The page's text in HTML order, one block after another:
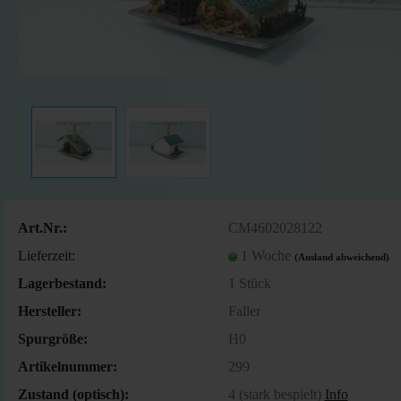
Art.Nr.:
CM4602028122
Lieferzeit:
1 Woche (Ausland abweichend)
Lagerbestand: 1 Stück
Hersteller:
Faller
Spurgröße:
H0
Artikelnummer:
299
Zustand (optisch):
4 (stark bespielt) Info